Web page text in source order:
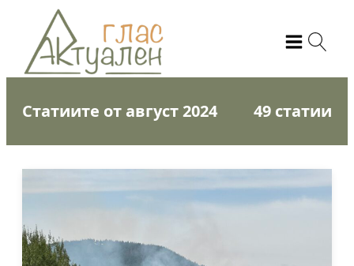
Статиите от август 2024 49 статии